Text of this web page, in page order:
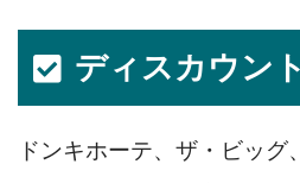
ディスカウン
ドンキホーテ、ザ・ビッグ